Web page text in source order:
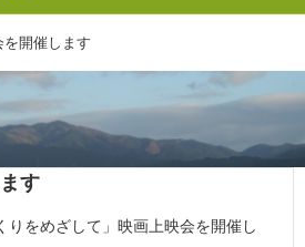
開催します
す
りをめざして」映画上映会を開催し